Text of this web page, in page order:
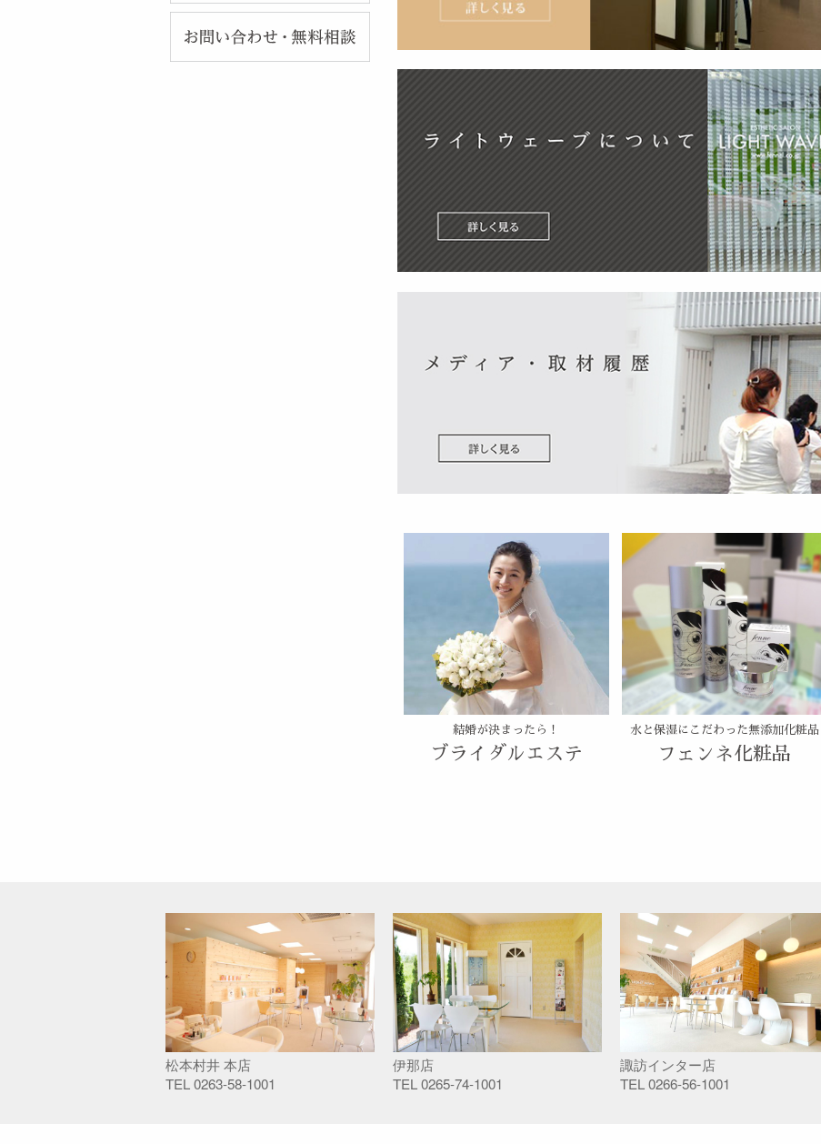
結婚が決まったら！
ブライダルエステ
水と保湿にこだわった無添加化粧品
フェンネ化粧品
松本村井 本店
TEL0263-58-1001
伊那店
TEL0265-74-1001
諏訪インター店
TEL0266-56-1001